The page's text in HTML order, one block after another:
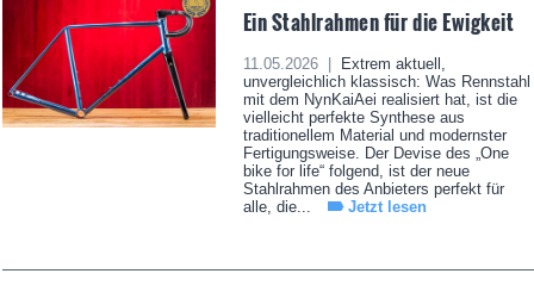
Ein Stahlrahmen für die Ewigkeit
11.05.2026 |
Extrem aktuell,
unvergleichlich klassisch: Was Rennstahl
mit dem NynKaiAei realisiert hat, ist die
vielleicht perfekte Synthese aus
traditionellem Material und modernster
Fertigungsweise. Der Devise des „One
bike for life“ folgend, ist der neue
Stahlrahmen des Anbieters perfekt für
alle, die...
Jetzt lesen